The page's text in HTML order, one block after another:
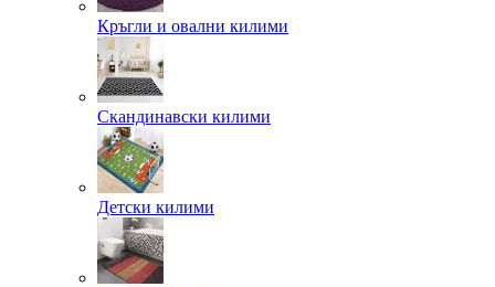
Кръгли и овални килими
Скандинавски килими
Детски килими